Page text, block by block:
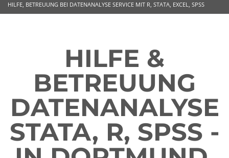
HILFE, BETREUUNG BEI DATENANALYSE SERVICE MIT R, STATA, EXCEL, SPSS
HILFE &
BETREUUNG
DATENANALYSE
STATA, R, SPSS -